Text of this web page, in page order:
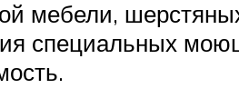
мебели,
специальных